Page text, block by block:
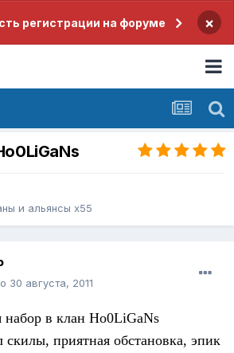
регистрации на форуме ×
и альянсы x55
30 августа, 2011
набор в клан Ho0LiGaNs
приятная обстановка, эпик